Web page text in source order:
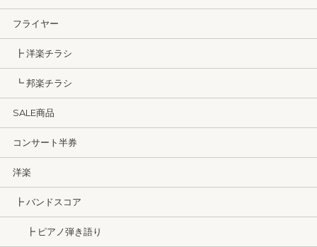
フライヤー
┣ 洋楽チラシ
┗ 邦楽チラシ
SALE商品
コンサート半券
洋楽
┣ バンドスコア
┣ ピアノ弾き語り